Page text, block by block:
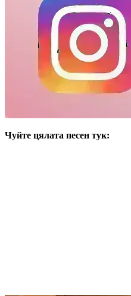
Чуйте цялата песен тук: